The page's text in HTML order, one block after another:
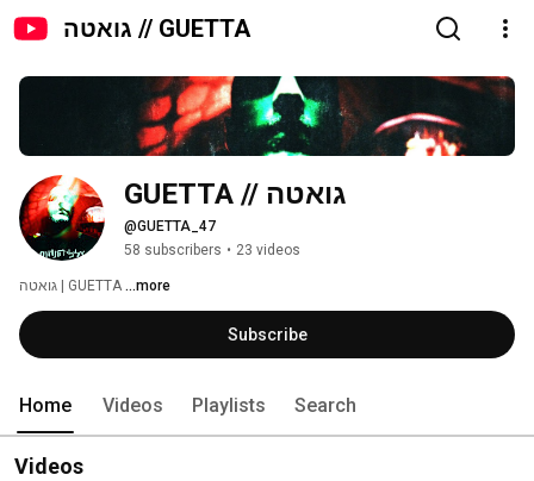
גואטה // GUETTA
גואטה // GUETTA
@GUETTA_47
58 subscribers • 23 videos
גואטה | GUETTA ...more
Subscribe
Home Videos Playlists Search
Videos